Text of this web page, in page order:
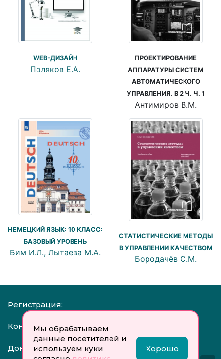
Мы обрабатываем
данные посетителей и
используем куки
Хорошо
WEB-ДИЗАЙН
Поляков Е.А.
ПРОЕКТИРОВАНИЕ
АППАРАТУРЫ СИСТЕМ
АВТОМАТИЧЕСКОГО
УПРАВЛЕНИЯ. В 2 Ч. Ч. 1
Антимиров В.М.
НЕМЕЦКИЙ ЯЗЫК: 10 КЛАСС:
БАЗОВЫЙ УРОВЕНЬ
Бим И.Л., Лытаева М.А.
СТАТИСТИЧЕСКИЕ МЕТОДЫ
В УПРАВЛЕНИИ КАЧЕСТВОМ
Бородачёв С.М.
Регистрация:
Контакты:
Документы: